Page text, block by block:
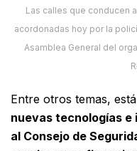
Las calles que conducen
acordonadas hoy por la
Asamblea General del
Entre otros temas,
nuevas tecnologías
al Consejo de